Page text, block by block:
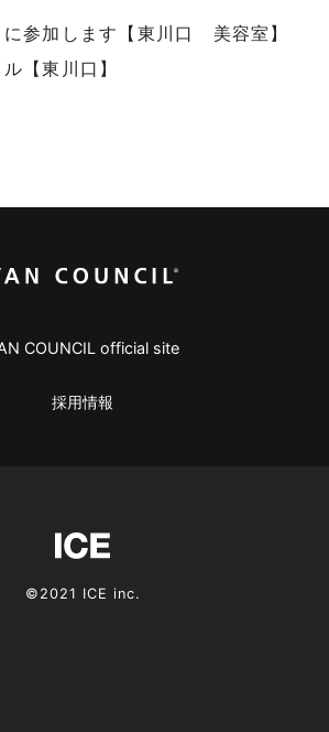
参加します【東川口 美容室】
【東川口】
COUNCIL official site
採用情報
©2021 ICE inc.